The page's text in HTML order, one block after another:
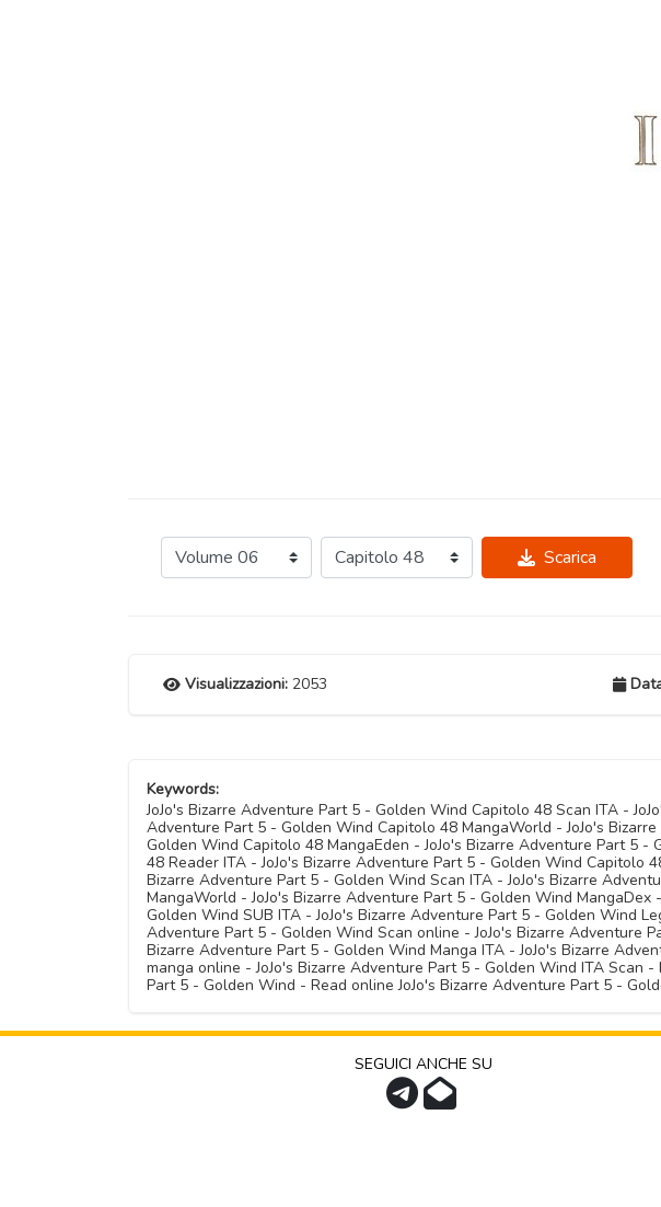
Scarica
Visualizzazioni: 2053
Keywords:
JoJo's Bizarre Adventure Part 5 - Golden Wind Capitolo 48 Scan ITA -
Adventure Part 5 - Golden Wind Capitolo 48 MangaWorld - JoJo's
Golden Wind Capitolo 48 MangaEden - JoJo's Bizarre Adventure Part 5
48 Reader ITA - JoJo's Bizarre Adventure Part 5 - Golden Wind Capitolo
Bizarre Adventure Part 5 - Golden Wind Scan ITA - JoJo's Bizarre
MangaWorld - JoJo's Bizarre Adventure Part 5 - Golden Wind
Golden Wind SUB ITA - JoJo's Bizarre Adventure Part 5 - Golden Wind
Adventure Part 5 - Golden Wind Scan online - JoJo's Bizarre Adventure
Bizarre Adventure Part 5 - Golden Wind Manga ITA - JoJo's Bizarre
manga online - JoJo's Bizarre Adventure Part 5 - Golden Wind ITA Scan
Part 5 - Golden Wind - Read online JoJo's Bizarre Adventure Part 5 -
SEGUICI ANCHE SU